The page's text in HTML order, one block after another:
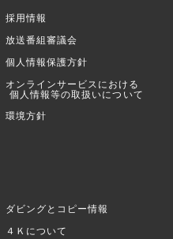
採用情報
放送番組審議会
個人情報保護方針
オンラインサービスにおける
個人情報等の取扱いについて
環境方針
ダビングとコピー情報
４Ｋについて